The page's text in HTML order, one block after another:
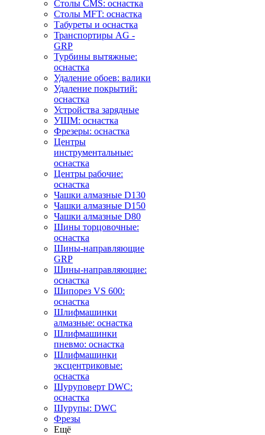
Столы CMS: оснастка
Столы MFT: оснастка
Табуреты и оснастка
Транспортиры AG -
GRP
Турбины вытяжные:
оснастка
Удаление обоев: валики
Удаление покрытий:
оснастка
Устройства зарядные
УШМ: оснастка
Фрезеры: оснастка
Центры
инструментальные:
оснастка
Центры рабочие:
оснастка
Чашки алмазные D130
Чашки алмазные D150
Чашки алмазные D80
Шины торцовочные:
оснастка
Шины-направляющие
GRP
Шины-направляющие:
оснастка
Шипорез VS 600:
оснастка
Шлифмашинки
алмазные: оснастка
Шлифмашинки
пневмо: оснастка
Шлифмашинки
эксцентриковые:
оснастка
Шуруповерт DWC:
оснастка
Шурупы: DWC
Фрезы
Ещё